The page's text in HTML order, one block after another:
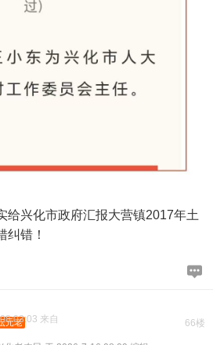
给兴化市政府汇报大营镇2017年土
纠错！
66楼
元老 来自